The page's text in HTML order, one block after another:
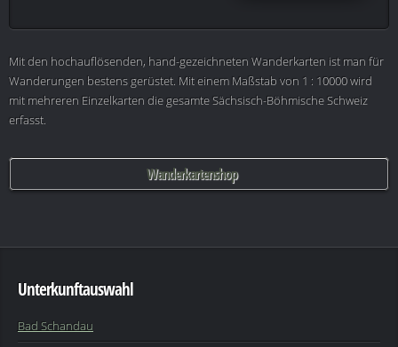
Mit den hochauflösenden, hand-gezeichneten Wanderkarten ist man für
Wanderungen bestens gerüstet. Mit einem Maßstab von 1 : 10000 wird
mit mehreren Einzelkarten die gesamte Sächsisch-Böhmische Schweiz
erfasst.
Wanderkartenshop
Unterkunftauswahl
Bad Schandau